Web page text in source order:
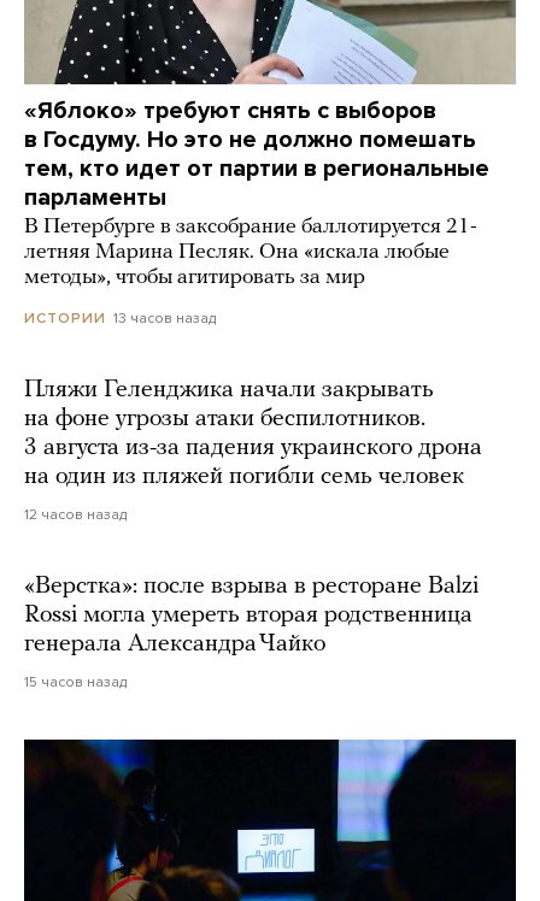
«Яблоко» требуют снять с выборов
в Госдуму. Но это не должно помешать
тем, кто идет от партии в региональные
парламенты
В Петербурге в заксобрание баллотируется 21-
летняя Марина Песляк. Она «искала любые
методы», чтобы агитировать за мир
ИСТОРИИ 13 часов назад
Пляжи Геленджика начали закрывать
на фоне угрозы атаки беспилотников.
3 августа из-за падения украинского дрона
на один из пляжей погибли семь человек
12 часов назад
«Верстка»: после взрыва в ресторане Balzi
Rossi могла умереть вторая родственница
генерала Александра Чайко
15 часов назад